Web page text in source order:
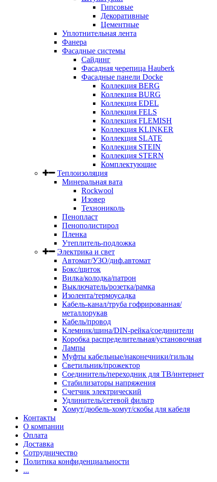
Гипсовые
Декоративные
Цементные
Уплотнительная лента
Фанера
Фасадные системы
Сайдинг
Фасадная черепица Hauberk
Фасадные панели Docke
Коллекция BERG
Коллекция BURG
Коллекция EDEL
Коллекция FELS
Коллекция FLEMISH
Коллекция KLINKER
Коллекция SLATE
Коллекция STEIN
Коллекция STERN
Комплектующие
Теплоизоляция
Минеральная вата
Rockwool
Изовер
Технониколь
Пенопласт
Пенополистирол
Пленка
Утеплитель-подложка
Электрика и свет
Автомат/УЗО/диф.автомат
Бокс/щиток
Вилка/колодка/патрон
Выключатель/розетка/рамка
Изолента/термоусадка
Кабель-канал/труба гофрированная/
металлорукав
Кабель/провод
Клемник/шина/DIN-рейка/соединители
Коробка распределительная/установочная
Лампы
Муфты кабельные/наконечники/гильзы
Светильник/прожектор
Соединитель/переходник для ТВ/интернет
Стабилизаторы напряжения
Счетчик электрический
Удлинитель/сетевой фильтр
Хомут/дюбель-хомут/скобы для кабеля
Контакты
О компании
Оплата
Доставка
Сотрудничество
Политика конфиденциальности
...